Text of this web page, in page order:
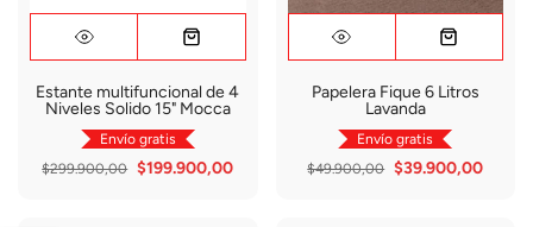
Estante multifuncional de 4
Niveles Solido 15" Mocca
Envío gratis
$299.900,00 $199.900,00
Papelera Fique 6 Litros
Lavanda
Envío gratis
$49.900,00 $39.900,00